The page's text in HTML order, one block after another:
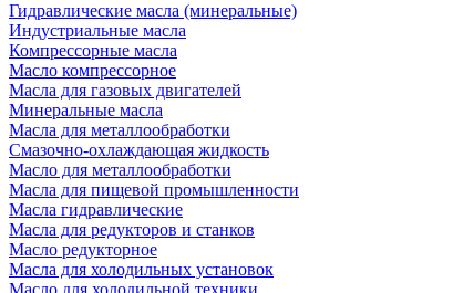
Гидравлические масла (минеральные)
Индустриальные масла
Компрессорные масла
Масло компрессорное
Масла для газовых двигателей
Минеральные масла
Масла для металлообработки
Смазочно-охлаждающая жидкость
Масло для металлообработки
Масла для пищевой промышленности
Масла гидравлические
Масла для редукторов и станков
Масло редукторное
Масла для холодильных установок
Масло для холодильной техники